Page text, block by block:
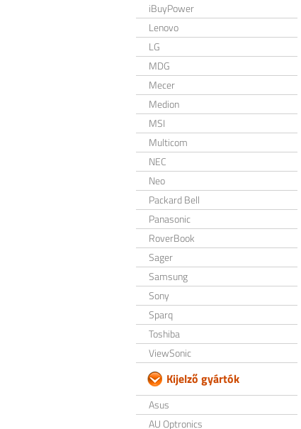
iBuyPower
Lenovo
LG
MDG
Mecer
Medion
MSI
Multicom
NEC
Neo
Packard Bell
Panasonic
RoverBook
Sager
Samsung
Sony
Sparq
Toshiba
ViewSonic
Kijelző gyártók
Asus
AU Optronics